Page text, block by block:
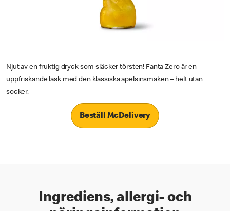
Njut av en fruktig dryck som släcker törsten! Fanta Zero är en
uppfriskande läsk med den klassiska apelsinsmaken – helt utan
socker.
Beställ McDelivery
Ingrediens, allergi- och